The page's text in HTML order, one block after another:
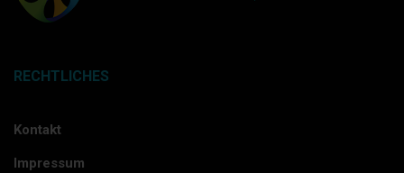
RECHTLICHES
Kontakt
Impressum